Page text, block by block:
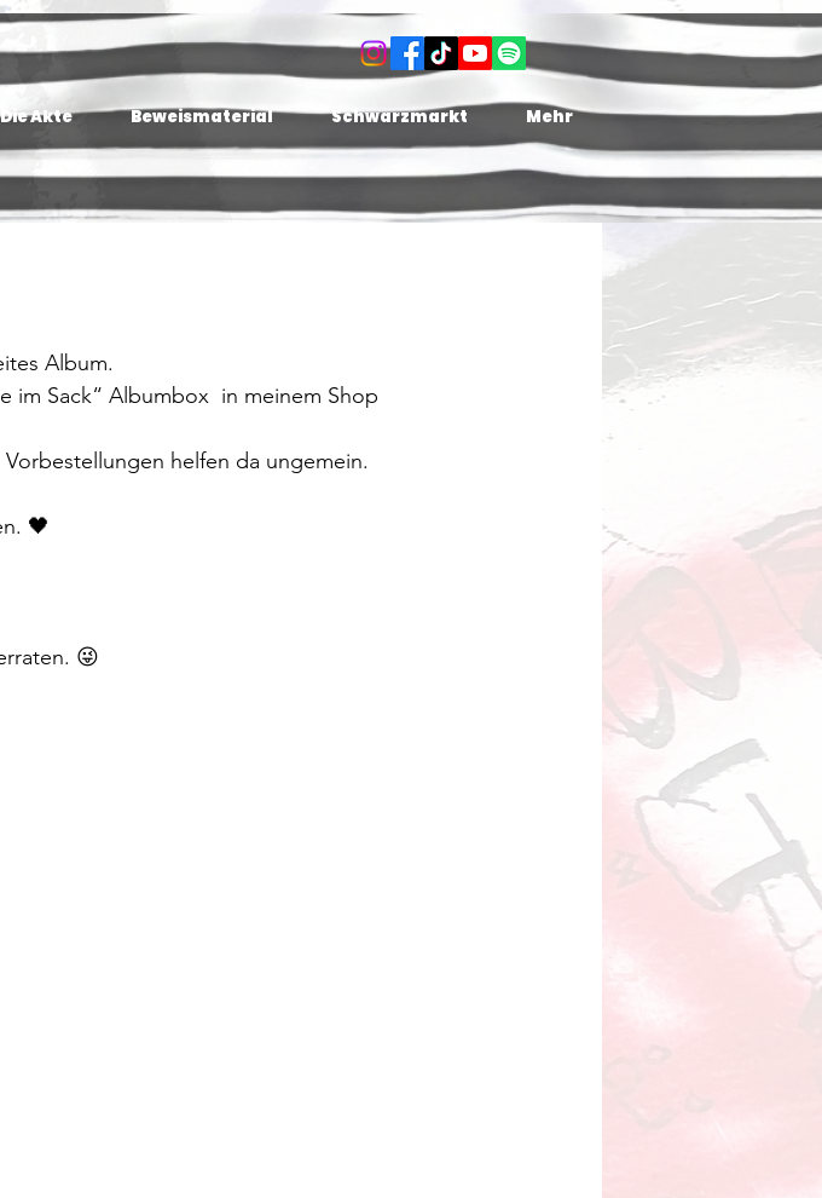
Die Akte Beweismaterial Schwarzmarkt Mehr
Album.
im Sack“ Albumbox  in meinem Shop
helfen da ungemein.
🖤
😜